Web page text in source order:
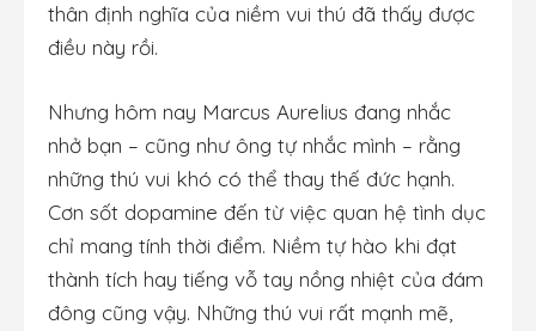
thân định nghĩa của niềm vui thú đã thấy được
điều này rồi.
Nhưng hôm nay Marcus Aurelius đang nhắc
nhở bạn – cũng như ông tự nhắc mình – rằng
những thú vui khó có thể thay thế đức hạnh.
Cơn sốt dopamine đến từ việc quan hệ tình dục
chỉ mang tính thời điểm. Niềm tự hào khi đạt
thành tích hay tiếng vỗ tay nồng nhiệt của đám
đông cũng vậy. Những thú vui rất mạnh mẽ,